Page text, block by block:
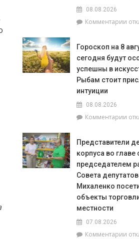
08.08.2026
Комментариик
20
по
20
Гороскоп на 8
сегодня будут
успешны в
Рыбам стоит
интуиции
08.08.2026
Комментариик
на
8
Представители
корпуса во главе
председателем
Совета
Михаленко
объекты
местности
07.08.2026
Комментариик